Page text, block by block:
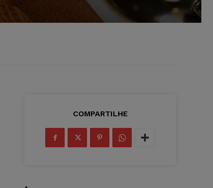
COMPARTILHE